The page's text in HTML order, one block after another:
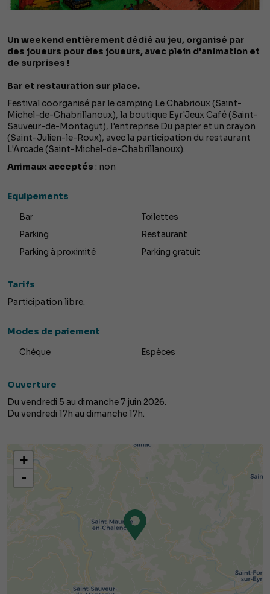
Un weekend entièrement dédié au jeu, organisé par
des joueurs pour des joueurs, avec plein d'animation et
de surprises !
Bar et restauration sur place.
Festival coorganisé par le camping Le Chabrioux (Saint-
Michel-de-Chabrillanoux), la boutique Eyr'Jeux Café (Saint-
Sauveur-de-Montagut), l'entreprise Du papier et un crayon
(Saint-Julien-le-Roux), avec la participation du restaurant
L'Arcade (Saint-Michel-de-Chabrillanoux).
Animaux acceptés : non
Equipements
Bar
Toilettes
Parking
Restaurant
Parking à proximité
Parking gratuit
Tarifs
Participation libre.
Modes de paiement
Chèque Espèces
Ouverture
Du vendredi 5 au dimanche 7 juin 2026.
Du vendredi 17h au dimanche 17h.
+
-